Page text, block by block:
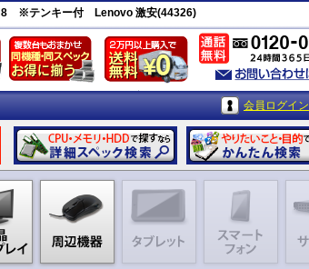
※テンキー付 Lenovo 激安(44326)
会員ログイン